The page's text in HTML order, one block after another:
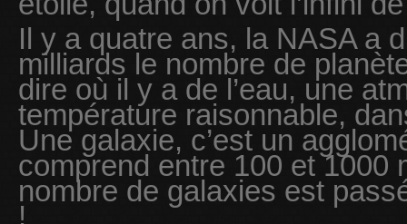
Il y a quatre ans, la NASA a
milliards le nombre de
dire où il y a de l’eau, une
température raisonnable,
Une galaxie, c’est un
comprend entre 100 et 1000
nombre de galaxies est
!